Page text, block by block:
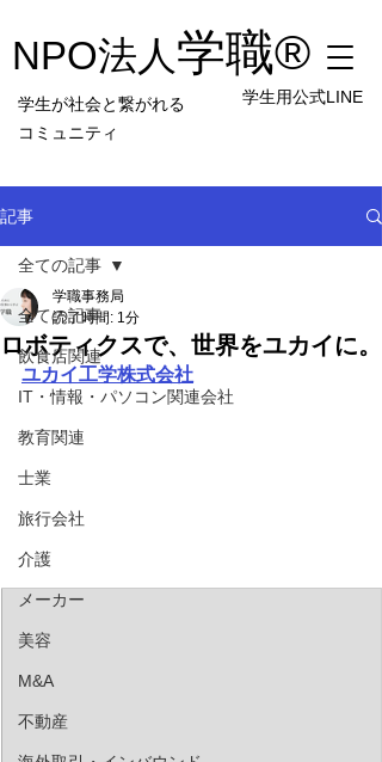
NPO法人学職®︎
学生が社会と繋がれる
コミュニティ
学生用公式LINE
記事
全ての記事
飲食店関連
IT・情報・パソコン関連会社
教育関連
士業
旅行会社
介護
メーカー
美容
M&A
不動産
全ての記事
ロボティクスで、世界をユカイに。
学職事務局
読了時間: 1分
ユカイ工学株式会社